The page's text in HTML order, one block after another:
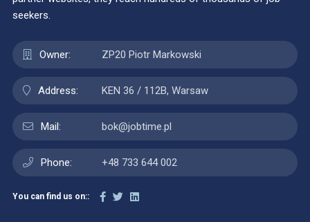
seekers.
Owner: ZP20 Piotr Markowski
Address: KEN 36 / 112B, Warsaw
Mail: bok@jobtime.pl
Phone: +48 733 644 002
You can find us on::